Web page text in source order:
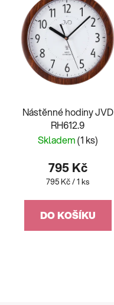
Nástěnné hodiny JVD
RH612.9
Skladem(1 ks)
795 Kč
Měrná
795 Kč / 1 ks
DO KOŠÍKU